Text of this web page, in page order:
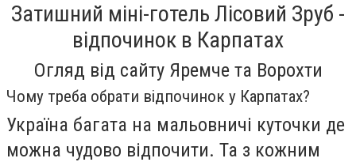
Затишний міні-готель Лісовий Зруб -
відпочинок в Карпатах
Огляд від сайту Яремче та Ворохти
Чому треба обрати відпочинок у Карпатах?
Україна багата на мальовничі куточки де
можна чудово відпочити. Та з кожним